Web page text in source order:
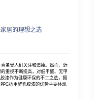
居的理想之选
备受人们关注和追捧。然而，近
重视不断提高，对低甲醛、无甲
漆作为健康环保的不二之选，拥